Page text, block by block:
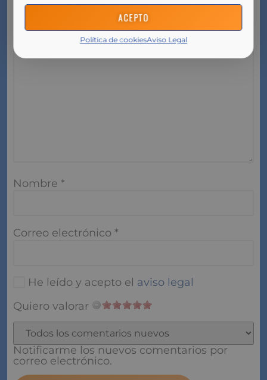
ACEPTO
Política de cookiesAviso Legal
marcados con*
Comentario*
Nombre *
Correo electrónico *
He leído y acepto el aviso legal
Quiero valorar
Notificarme los nuevos comentarios por
correo electrónico.